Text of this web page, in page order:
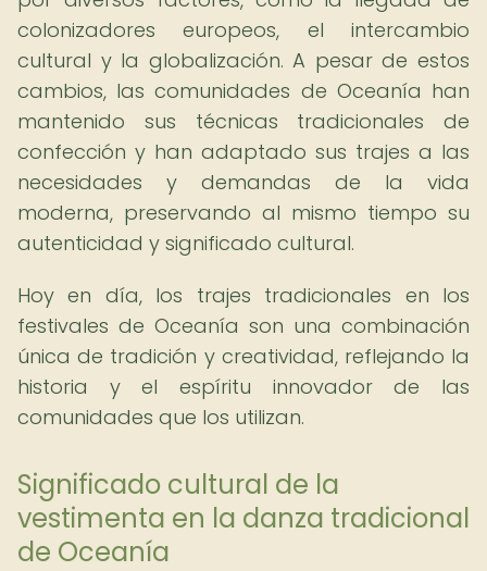
colonizadores europeos, el intercambio
cultural y la globalización. A pesar de estos
cambios, las comunidades de Oceanía han
mantenido sus técnicas tradicionales de
confección y han adaptado sus trajes a las
necesidades y demandas de la vida
moderna, preservando al mismo tiempo su
autenticidad y significado cultural.
Hoy en día, los trajes tradicionales en los
festivales de Oceanía son una combinación
única de tradición y creatividad, reflejando la
historia y el espíritu innovador de las
comunidades que los utilizan.
Significado cultural de la
vestimenta en la danza tradicional
de Oceanía